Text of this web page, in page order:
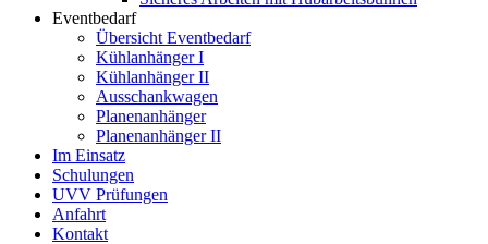
Eventbedarf
Übersicht Eventbedarf
Kühlanhänger I
Kühlanhänger II
Ausschankwagen
Planenanhänger
Planenanhänger II
Im Einsatz
Schulungen
UVV Prüfungen
Anfahrt
Kontakt